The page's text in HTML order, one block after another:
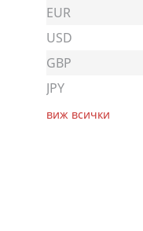
EUR
USD
GBP
JPY
виж всички